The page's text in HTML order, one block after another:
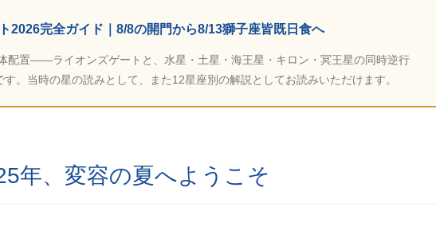
2026完全ガイド｜8/8の開門から8/13獅子座皆既日食へ
配置——ライオンズゲートと、水星・土星・海王星・キロン・冥王星の同時逆行
。当時の星の読みとして、また12星座別の解説としてお読みいただけます。
年、変容の夏へようこそ